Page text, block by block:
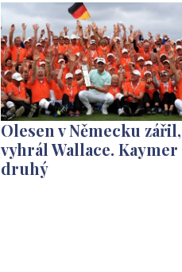
Olesen v Německu
vyhrál Wallace. Kaymer
druhý